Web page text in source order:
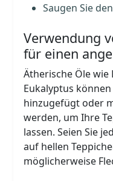
Saugen Sie
Verwendung
für einen
Ätherische Öle wie
Eukalyptus
hinzugefügt oder
werden, um Ihre
lassen. Seien Sie
auf hellen
möglicherweise